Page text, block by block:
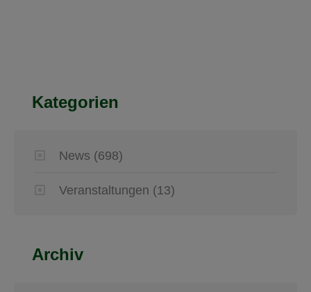
Kategorien
News (698)
Veranstaltungen (13)
Archiv